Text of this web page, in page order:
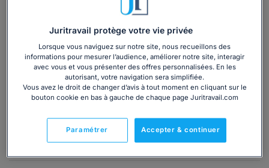
ou appelez le01 75 75 42 33(8h à 21h du lundi au
vendredi)
Présentation
Juritravail protège votre vie privée
Lorsque vous naviguez sur notre site, nous recueillons des
informations pour mesurer l’audience, améliorer notre site, interagir
avec vous et vous présenter des offres personnalisées. En les
autorisant, votre navigation sera simplifiée.
Vous avez le droit de changer d’avis à tout moment en cliquant sur le
bouton cookie en bas à gauche de chaque page Juritravail.com
Accepter & continuer
Paramétrer